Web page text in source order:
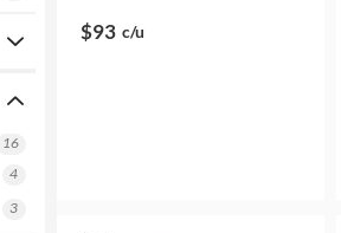
16
4
3
$93 c/u